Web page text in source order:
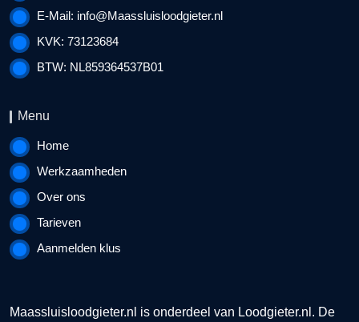
E-Mail: info@Maassluisloodgieter.nl
KVK: 73123684
BTW: NL859364537B01
Menu
Home
Werkzaamheden
Over ons
Tarieven
Aanmelden klus
Maassluisloodgieter.nl is onderdeel van Loodgieter.nl . De